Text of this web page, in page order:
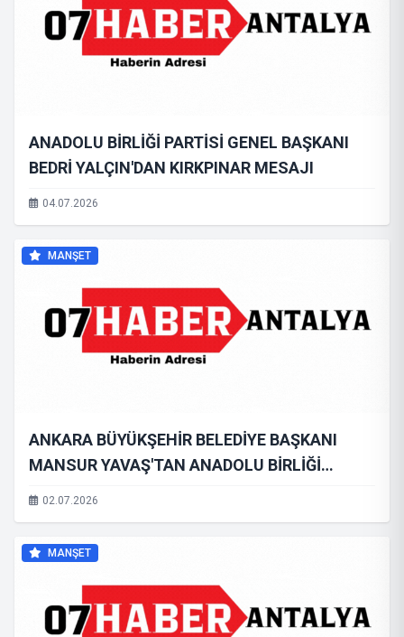
ANADOLU BİRLİĞİ PARTİSİ GENEL BAŞKANI
BEDRİ YALÇIN'DAN KIRKPINAR MESAJI
04.07.2026
MANŞET
ANKARA BÜYÜKŞEHİR BELEDİYE BAŞKANI
MANSUR YAVAŞ'TAN ANADOLU BİRLİĞİ
PARTİSİ'NİN AŞURE ETKİNLİĞİNE ANLAMLI
02.07.2026
MANŞET